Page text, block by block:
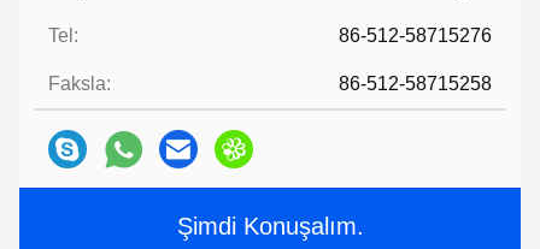
Tel: 86-512-58715276
Faksla: 86-512-58715258
Şimdi Konuşalım.